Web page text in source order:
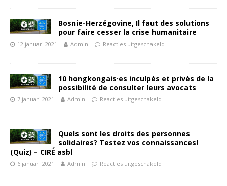
Bosnie-Herzégovine, Il faut des solutions
pour faire cesser la crise humanitaire
12 januari 2021 Admin Reacties uitgeschakeld
10 hongkongais·es inculpés et privés de la
possibilité de consulter leurs avocats
7 januari 2021 Admin Reacties uitgeschakeld
Quels sont les droits des personnes
solidaires? Testez vos connaissances!
(Quiz) – CIRÉ asbl
6 januari 2021 Admin Reacties uitgeschakeld